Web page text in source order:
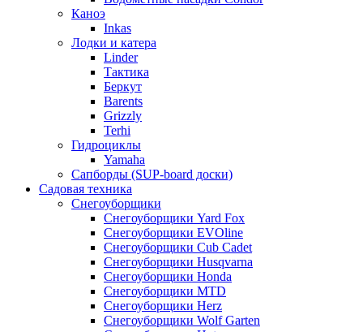
Каноэ
Inkas
Лодки и катера
Linder
Тактика
Беркут
Barents
Grizzly
Terhi
Гидроциклы
Yamaha
Сапборды (SUP-board доски)
Садовая техника
Снегоуборщики
Снегоуборщики Yard Fox
Снегоуборщики EVOline
Снегоуборщики Cub Cadet
Снегоуборщики Husqvarna
Снегоуборщики Honda
Снегоуборщики MTD
Снегоуборщики Herz
Снегоуборщики Wolf Garten